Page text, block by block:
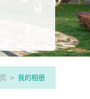
> 我的相册